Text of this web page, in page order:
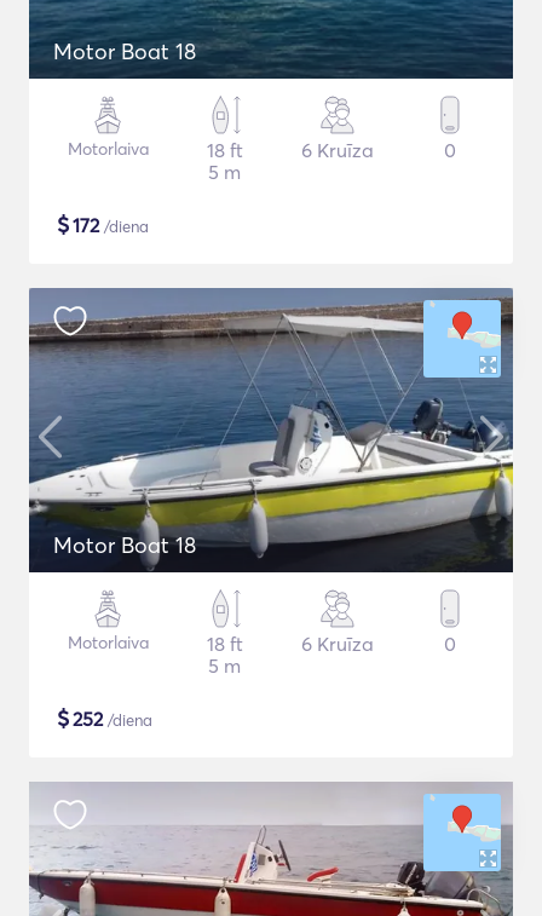
Motor Boat 18
Motorlaiva
18 ft
5 m
6 Kruīza 0
$172/diena
Motor Boat 18
Motorlaiva
18 ft
5 m
6 Kruīza 0
$252/diena